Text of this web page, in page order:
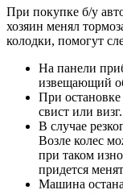
При покупке б/у
хозяин менял
колодки, помогут
На панели
извещающий
При
свист или визг.
В случае
Возле колес
при таком
придется
Машина